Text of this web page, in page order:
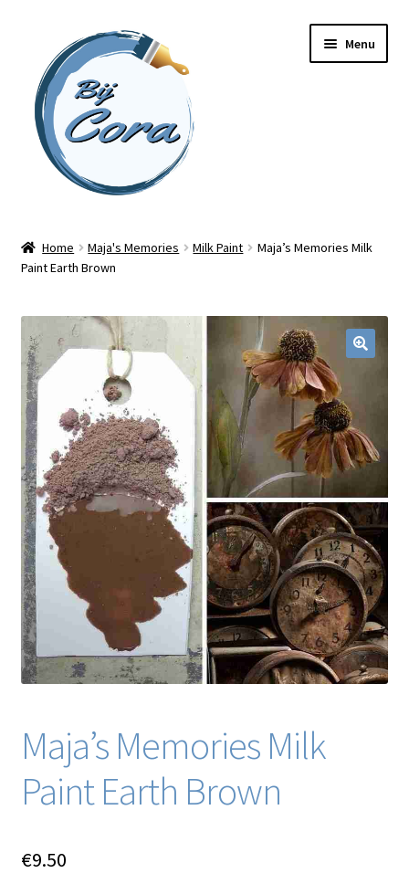
naar
navigatie
inhoud
Menu
Workshops
Online cursussen
Shop
Blog / DIY / Tutorials
Over mij
Contact
Home Maja's Memories Milk Paint
Maja’s Memories Milk
Paint Earth Brown
Maja’s Memories Milk
Paint Earth Brown
€9.50